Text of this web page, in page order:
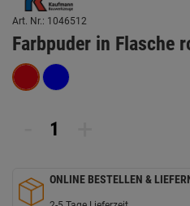
Art. Nr.: 1046512
Farbpuder in Flasche
ONLINE BESTELLEN &